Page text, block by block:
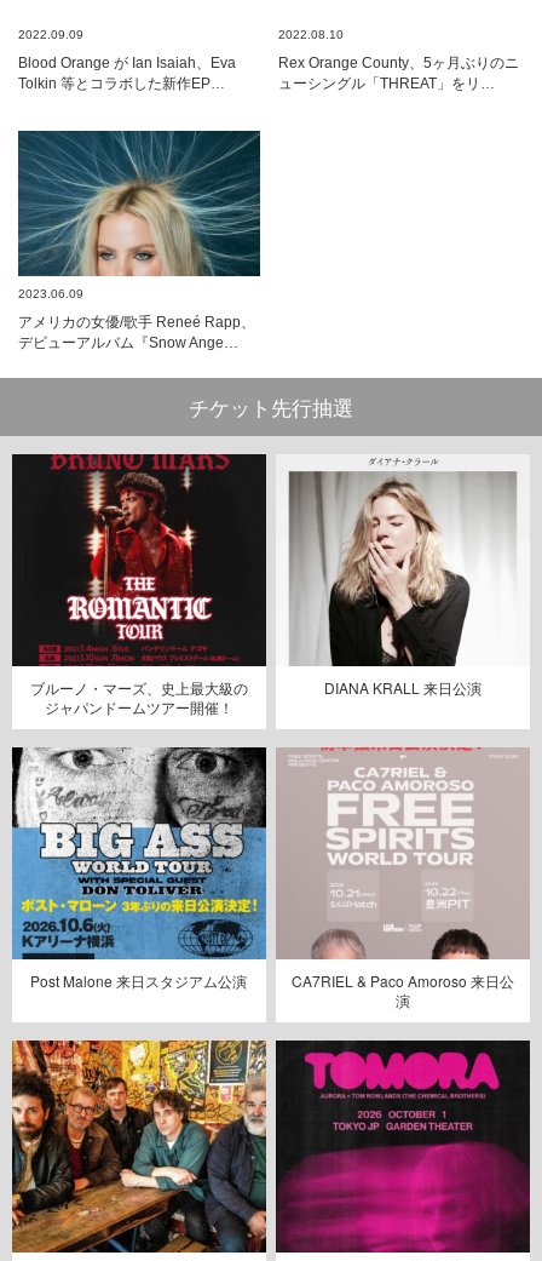
2022.09.09
Blood Orange が Ian Isaiah、Eva
Tolkin 等とコラボした新作EP…
2022.08.10
Rex Orange County、5ヶ月ぶりのニ
ューシングル「THREAT」をリ…
2023.06.09
アメリカの女優/歌手 Reneé Rapp、
デビューアルバム『Snow Ange…
チケット先行抽選
ブルーノ・マーズ、史上最大級の
ジャパンドームツアー開催！
DIANA KRALL 来日公演
Post Malone 来日スタジアム公演
CA7RIEL & Paco Amoroso 来日公
演